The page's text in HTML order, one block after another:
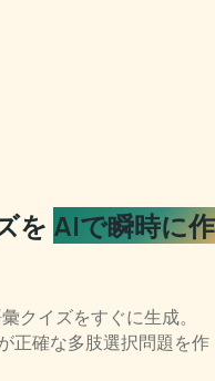
を AIで瞬時に作
クイズをすぐに生成。
正確な多肢選択問題を作